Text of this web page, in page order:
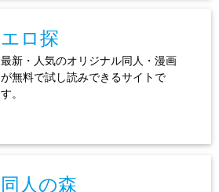
エロ探
最新・人気のオリジナル同人・漫画
が無料で試し読みできるサイトで
す。
同人の森